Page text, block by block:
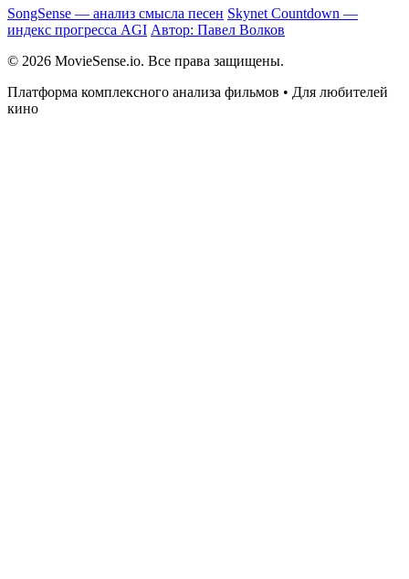
SongSense — анализ смысла песен Skynet Countdown —
индекс прогресса AGI Автор: Павел Волков
© 2026 MovieSense.io. Все права защищены.
Платформа комплексного анализа фильмов • Для любителей
кино